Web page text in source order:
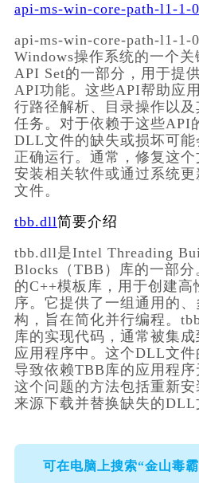
api-ms-win-core-path-l1-1-
api-ms-win-core-path-l1-
Windows操作系统的一个
API Set的一部分，用于提
API功能。这些API帮助应
行路径解析、目录操作以
任务。对于依赖于这些API
DLL文件的缺失或损坏可
正确运行。通常，修复这
安装相关软件或通过系统
文件。
tbb.dll简要介绍
tbb.dll是Intel Threading
Blocks（TBB）库的一部
的C++模板库，用于创建高
序。它提供了一组通用的
构，旨在简化并行编程。
库的实现代码，通常被集
应用程序中。这个DLL文
导致依赖TBB库的应用程
这个问题的方法包括重新
来源下载并替换缺失的DLL
可在电脑上搜索“金山毒